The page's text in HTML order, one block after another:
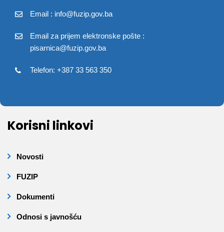
Email : info@fuzip.gov.ba
Email za prijem elektronske pošte :
pisarnica@fuzip.gov.ba
Telefon: +387 33 563 350
Korisni linkovi
Novosti
FUZIP
Dokumenti
Odnosi s javnošću